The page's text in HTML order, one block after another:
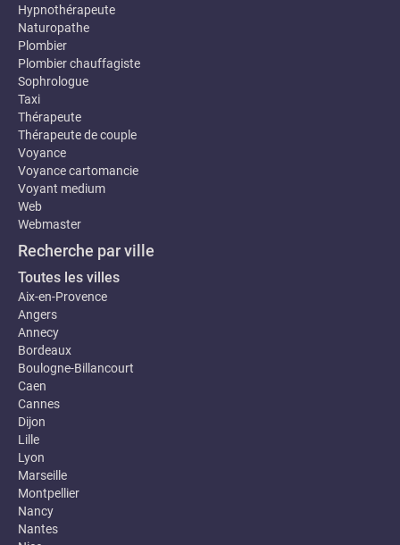
Hypnothérapeute
Naturopathe
Plombier
Plombier chauffagiste
Sophrologue
Taxi
Thérapeute
Thérapeute de couple
Voyance
Voyance cartomancie
Voyant medium
Web
Webmaster
Recherche par ville
Toutes les villes
Aix-en-Provence
Angers
Annecy
Bordeaux
Boulogne-Billancourt
Caen
Cannes
Dijon
Lille
Lyon
Marseille
Montpellier
Nancy
Nantes